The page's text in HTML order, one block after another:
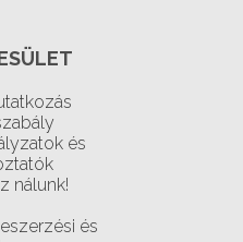
és
nálunk!
és